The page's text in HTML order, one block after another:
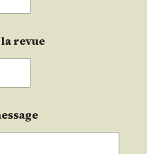
revue